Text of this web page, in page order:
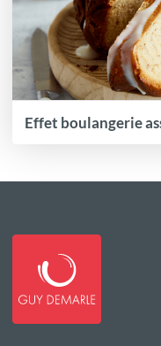
Effet boulangerie